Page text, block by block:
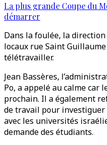
La plus grande Coupe du
démarrer
Dans la foulée, la
locaux rue Saint
télétravailler.
Jean Bassères,
Po, a appelé au calme car
prochain. Il a également
de travail pour investiguer
avec les universités
demande des étudiants.